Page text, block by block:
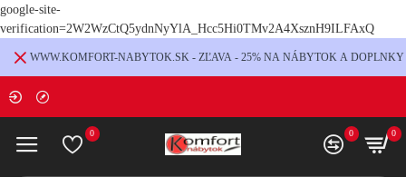
google-site-
verification=2W2WzCtQ5ydnNyYlA_Hcc5Hi0TMv2A4XsznH9ILFAxQ
WWW.KOMFORT-NABYTOK.SK - ZĽAVA - 25% NA NÁBYTOK A DOPLNKY
0 0 0